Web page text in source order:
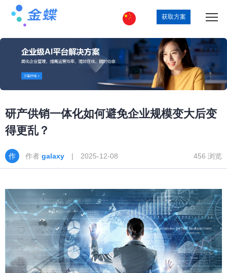
获取方案
研产供销一体化如何避免企业规模变大后变
得更乱？
作者 galaxy | 2025-12-08 456 浏览